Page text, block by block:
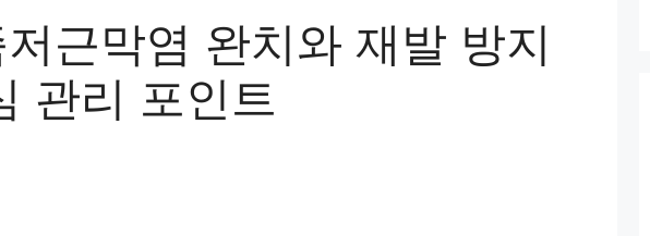
근막염 완치와 재발 방지
관리 포인트